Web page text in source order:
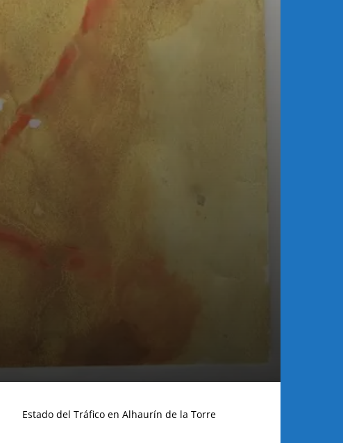
Estado del Tráfico en Alhaurín de la Torre